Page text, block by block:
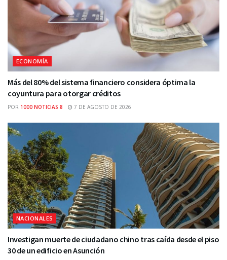
ECONOMÍA
Más del 80% del sistema financiero considera óptima la
coyuntura para otorgar créditos
POR 1000 NOTICIAS 8 7 DE AGOSTO DE 2026
NACIONALES
Investigan muerte de ciudadano chino tras caída desde el piso
30 de un edificio en Asunción